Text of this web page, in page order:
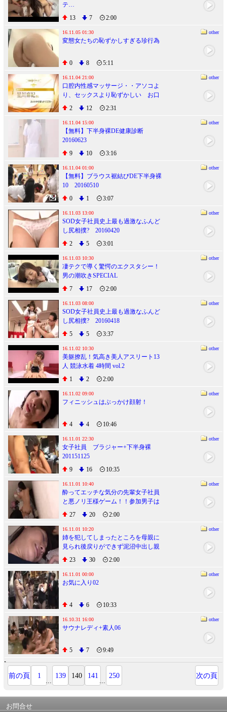
テ…
13
7 2:00
16.11.05 01:30 other
変態女たちの恥ずかしすぎる珍行為
0 8 5:11
16.11.04 21:00 other
口腔内性感マッサージ・・アソコよ
り、セックスより恥ずかしい お口
の中口腔性感マッサージ！
2 12 2:31
16.11.04 15:00 other
【無料】下半身裸DE健康診断
20160623
9
10 3:16
16.11.04 01:00 other
【無料】ブラウス裾結びDE下半身裸
10 20160510
0
1 3:07
16.11.03 13:00 other
SOD女子社員史上最も過激なふんど
し尻相撲? 20160420
2
5 3:01
16.11.03 10:30 other
凄テクで導く驚愕のエクスタシー！
男の潮吹きSPECIAL
7
17 2:00
16.11.03 08:00 other
SOD女子社員史上最も過激なふんど
し尻相撲? 20160418
5
5 3:37
16.11.02 10:30 other
美躯撩乱！気高き美人アスリート13
人 競泳水着 4時間 vol.2
1
2 2:00
16.11.02 09:00 other
フィニッシュはぶっかけ顔射！
4 4 10:46
16.11.01 22:30 other
女子社員 ブラジャー+下半身裸
201151125
9
16 10:35
16.11.01 10:40 other
酔ってエッチな気分の先輩女子社員
と悪ノリ王様ゲーム！！参加男子は
僕一人楽しすぎて腰が砕けるほどや
られました。
27 20 2:00
16.11.01 10:20 other
姉を犯してしまったところを母親に
見られ後戻りができず泥沼中出し親
子丼
23 30 2:00
16.11.01 00:00 other
お気に入り02
4 6 10:33
16.10.31 16:00 other
サウナレディ+素人06
5 7 9:49
前の頁 1
...
139 140 141
...
250 次の頁
お問合せ